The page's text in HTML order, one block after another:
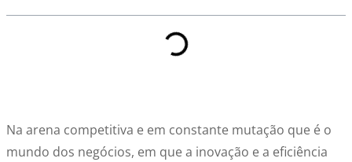
Na arena competitiva e em constante mutação que é o
mundo dos negócios, em que a inovação e a eficiência